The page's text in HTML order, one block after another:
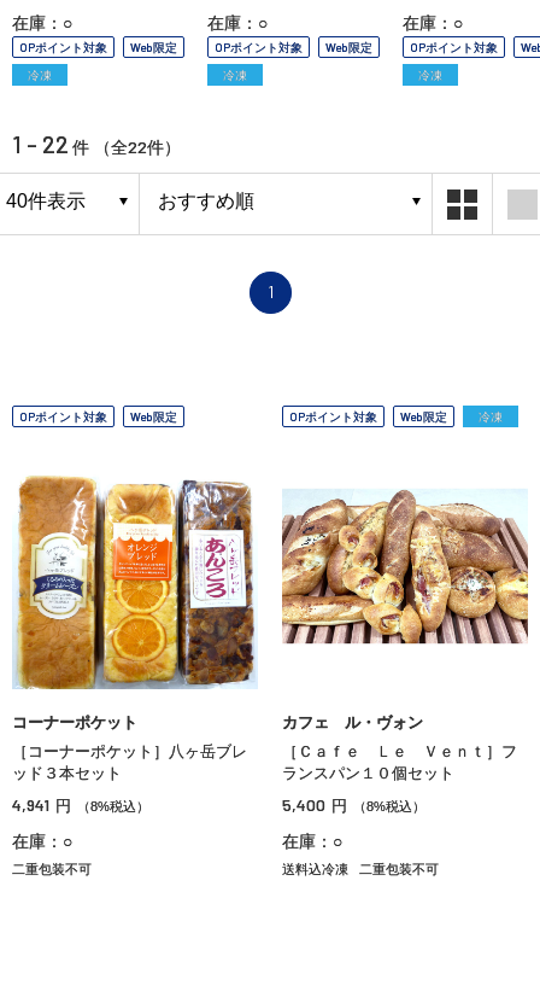
在庫：○
OPポイント対象
Web限定
冷凍
在庫：○
OPポイント対象
Web限定
冷凍
在庫：○
OPポイント対象
冷凍
1 - 22 件 （全22件）
1
OPポイント対象 Web限定
コーナーポケット
［コーナーポケット］八ヶ岳ブレ
ッド３本セット
4,941 円 （8%税込）
在庫：○
二重包装不可
OPポイント対象 Web限定 冷凍
カフェ ル・ヴォン
［Ｃａｆｅ Ｌｅ Ｖｅｎｔ］フ
ランスパン１０個セット
5,400 円 （8%税込）
在庫：○
送料込冷凍 二重包装不可